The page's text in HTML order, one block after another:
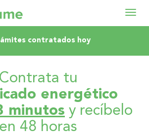
contratados hoy
Contrata tu
energético
minutos y recíbelo
en 48 horas